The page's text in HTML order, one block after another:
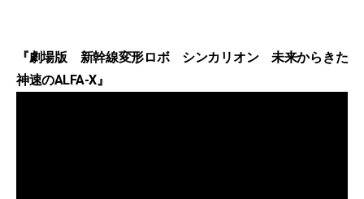
『劇場版 新幹線変形ロボ シンカリオン 未来からきた
神速のALFA-X』